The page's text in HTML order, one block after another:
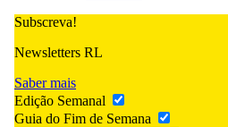
Subscreva!
Newsletters RL
Saber mais
Edição Semanal
Guia do Fim de Semana